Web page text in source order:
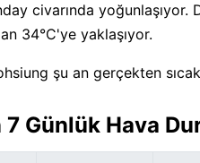
civarında
34°C'ye yaklaşıyor.
şu an gerçekten
7 Günlük Hava